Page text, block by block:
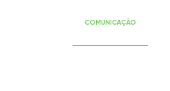
COMUNICAÇÃO